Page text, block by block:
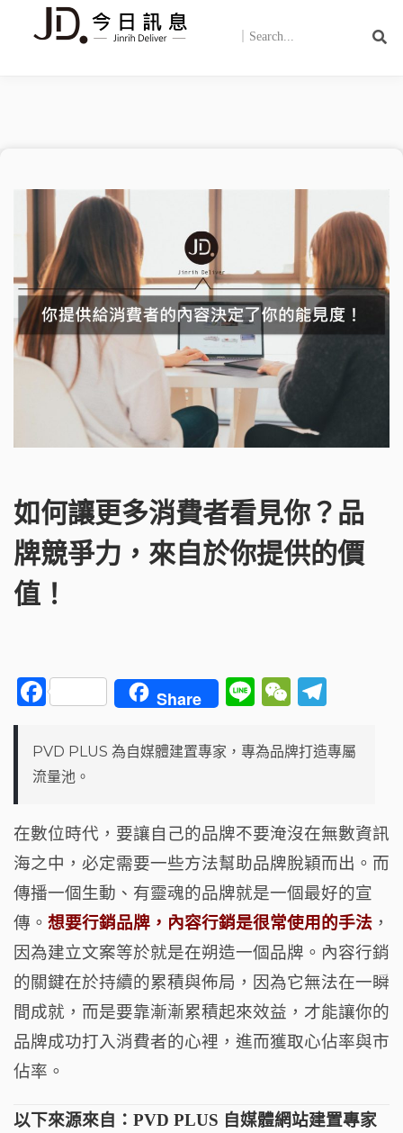
如何讓更多消費者看見你？品
牌競爭力，來自於你提供的價
值！
F
c
e
o
o
k
Share
Li
e
W
C
t
e
m
PVD PLUS 為自媒體建置專家，專為品牌打造專屬
流量池。
在數位時代，要讓自己的品牌不要淹沒在無數資訊
海之中，必定需要一些方法幫助品牌脫穎而出。而
傳播一個生動、有靈魂的品牌就是一個最好的宣
傳。 想要行銷品牌，內容行銷是很常使用的手法 ，
因為建立文案等於就是在朔造一個品牌。內容行銷
的關鍵在於持續的累積與佈局，因為它無法在一瞬
間成就，而是要靠漸漸累積起來效益，才能讓你的
品牌成功打入消費者的心裡，進而獲取心佔率與市
佔率。
以下來源來自： PVD PLUS 自媒體網站建置專家